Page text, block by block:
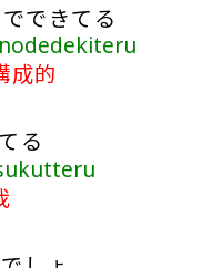
できてる
成的
る